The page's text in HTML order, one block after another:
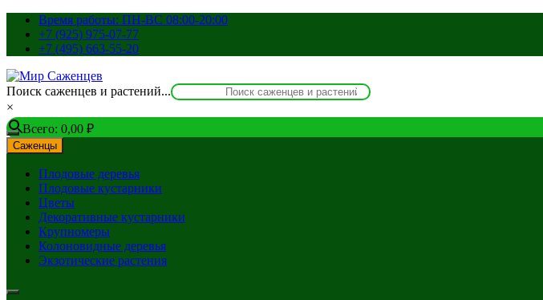
Перейти
содержимому
Время работы: ПН-ВС 08:00-20:00
+7 (925) 975-07-77
+7 (495) 663-55-20
Поиск саженцев и растений...
×
Всего: 0,00 ₽
Саженцы
Плодовые деревья
Плодовые кустарники
Цветы
Декоративные кустарники
Крупномеры
Колоновидные деревья
Экзотические растения